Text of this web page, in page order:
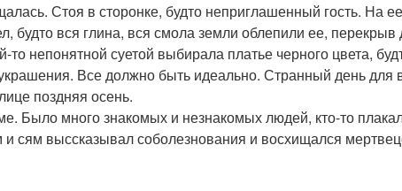
Стоя в сторонке, будто неприглашенный гость. На
будто вся глина, вся смола земли облепили ее, перекрыв
то непонятной суетой выбирала платье черного цвета,
Все должно быть идеально. Странный день
поздняя осень.
Было много знакомых и незнакомых людей, кто-то
и сям выссказывал соболезнования и восхищался